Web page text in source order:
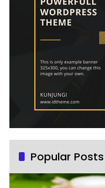
Popular Posts